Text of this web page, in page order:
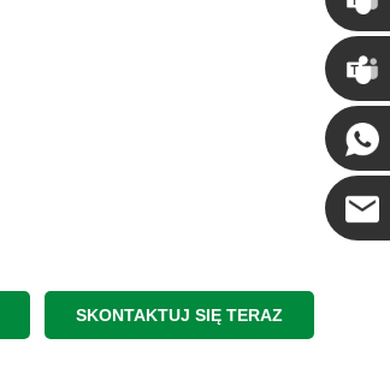
SKONTAKTUJ SIĘ TERAZ
Chris
Kenny